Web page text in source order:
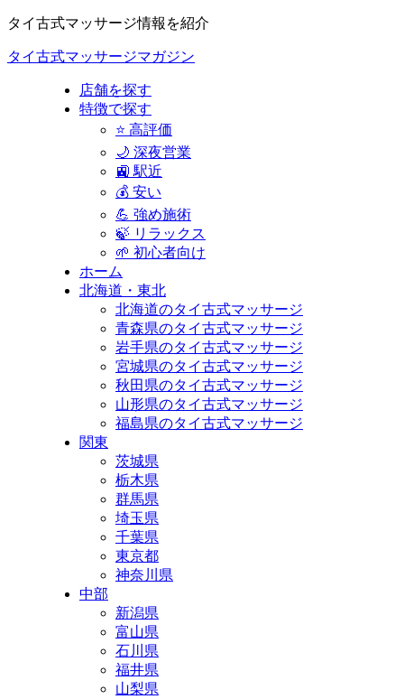
タイ古式マッサージ情報を紹介
タイ古式マッサージマガジン
店舗を探す
特徴で探す
⭐ 高評価
🌙 深夜営業
🚉 駅近
💰 安い
💪 強め施術
🍃 リラックス
🌱 初心者向け
ホーム
北海道・東北
北海道のタイ古式マッサージ
青森県のタイ古式マッサージ
岩手県のタイ古式マッサージ
宮城県のタイ古式マッサージ
秋田県のタイ古式マッサージ
山形県のタイ古式マッサージ
福島県のタイ古式マッサージ
関東
茨城県
栃木県
群馬県
埼玉県
千葉県
東京都
神奈川県
中部
新潟県
富山県
石川県
福井県
山梨県